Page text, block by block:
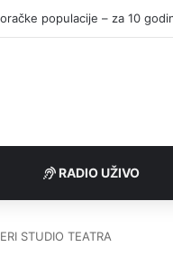
RADIO UŽIVO
STUDIO TEATRA